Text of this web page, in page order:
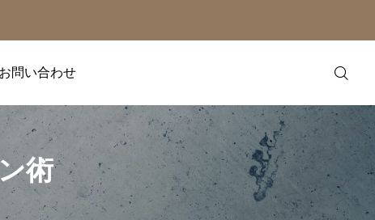
お問い合わせ
LINE
YouTube
術